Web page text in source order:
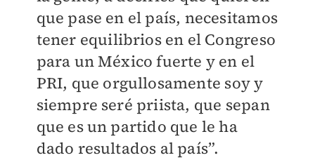
que pase en el país, necesitamos
tener equilibrios en el Congreso
para un México fuerte y en el
PRI, que orgullosamente soy y
siempre seré priista, que sepan
que es un partido que le ha
dado resultados al país”.